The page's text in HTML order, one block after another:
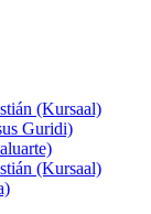
(Kursaal)
Guridi)
(Kursaal)